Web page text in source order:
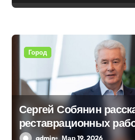
с
я
Город
Сергей Собянин
реставрационных
проведенных в столице
admin Мар 19, 2026